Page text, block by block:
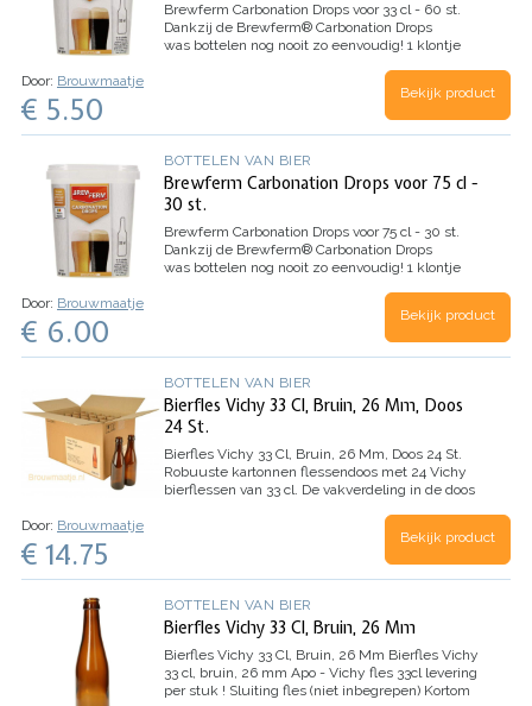
Brewferm Carbonation Drops voor 33 cl - 60 st.
Dankzij de Brewferm® Carbonation Drops
was bottelen nog nooit zo eenvoudig! 1 klontje
die je nodig hebt voor het carboniseren van 1…
Door: Brouwmaatje
€ 5.50 Bekijk product
BOTTELEN VAN BIER
Brewferm Carbonation Drops voor 75 cl -
30 st.
Brewferm Carbonation Drops voor 75 cl - 30 st.
Dankzij de Brewferm® Carbonation Drops
was bottelen nog nooit zo eenvoudig! 1 klontje
die je nodig hebt voor het carboniseren van 1…
Door: Brouwmaatje
€ 6.00 Bekijk product
BOTTELEN VAN BIER
Bierfles Vichy 33 Cl, Bruin, 26 Mm, Doos
24 St.
Bierfles Vichy 33 Cl, Bruin, 26 Mm, Doos 24 St.
Robuuste kartonnen flessendoos met 24 Vichy
bierflessen van 33 cl. De vakverdeling in de doos
deze handige doos ook om jouw ambachtelijke
Door: Brouwmaatje
€ 14.75 Bekijk product
BOTTELEN VAN BIER
Bierfles Vichy 33 Cl, Bruin, 26 Mm
Bierfles Vichy 33 Cl, Bruin, 26 Mm Bierfles Vichy
33 cl, bruin, 26 mm Apo - Vichy fles 33cl levering
per stuk ! Sluiting fles (niet inbegrepen) Kortom